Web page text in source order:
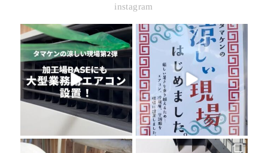
instagram